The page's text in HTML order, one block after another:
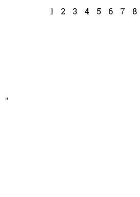
1 2 3 4 5 6 7 8
"